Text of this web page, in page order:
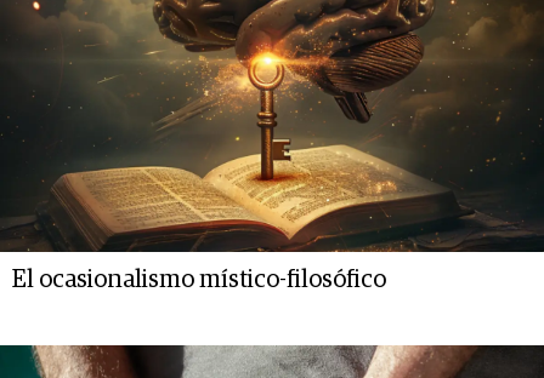
El ocasionalismo místico-filosófico